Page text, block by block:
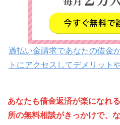
過払い金請求であなたの借金
トにアクセスしてデメリット
あなたも借金返済が楽になれ
所の無料相談がきっかけで、